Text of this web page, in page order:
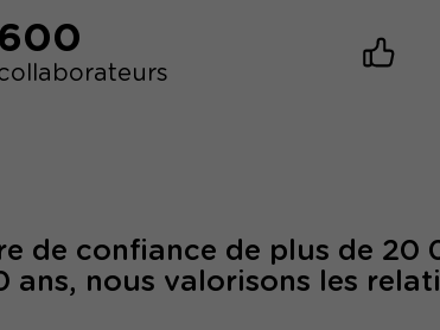
600
de confiance de plus de 20
ans, nous valorisons les